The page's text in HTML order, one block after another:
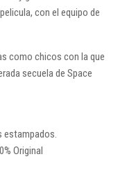
con el equipo de
como chicos con la que
secuela de Space
estampados.
Original